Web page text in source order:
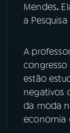
Mendes.
a
A
congresso
estão
negativos
da moda
economia